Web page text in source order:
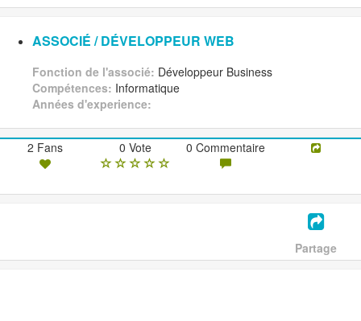
ASSOCIÉ / DÉVELOPPEUR WEB
Fonction de l'associé: Développeur Business
Compétences: Informatique
Années d'experience:
2 Fans 0 Vote 0 Commentaire
Partage